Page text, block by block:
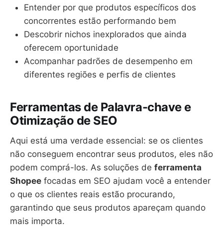
Entender por que produtos específicos dos
concorrentes estão performando bem
Descobrir nichos inexplorados que ainda
oferecem oportunidade
Acompanhar padrões de desempenho em
diferentes regiões e perfis de clientes
Ferramentas de Palavra-chave e
Otimização de SEO
Aqui está uma verdade essencial: se os clientes
não conseguem encontrar seus produtos, eles não
podem comprá-los. As soluções de ferramenta
Shopee focadas em SEO ajudam você a entender
o que os clientes reais estão procurando,
garantindo que seus produtos apareçam quando
mais importa.